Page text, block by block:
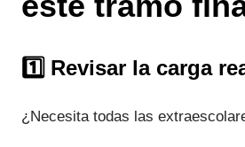
1️⃣ Revisar la carga
¿Necesita todas las